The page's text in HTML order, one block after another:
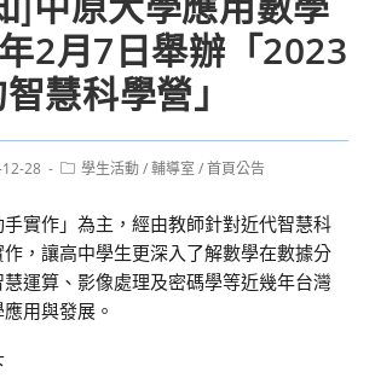
2月7日舉辦「2023
慧科學營」
28
Post學生活動 / 輔導室 / 首頁公告
實作」為主，經由教師針對近代智慧科
，讓高中學生更深入了解數學在數據分
運算、影像處理及密碼學等近幾年台灣
用與發展。